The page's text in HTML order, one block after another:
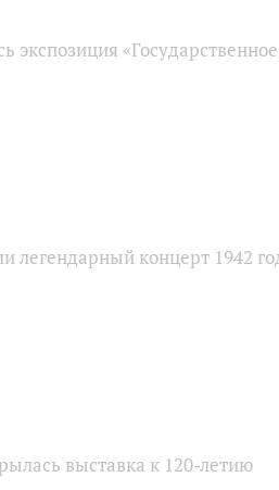
легендарный концерт 1942
выставка к 120-летию